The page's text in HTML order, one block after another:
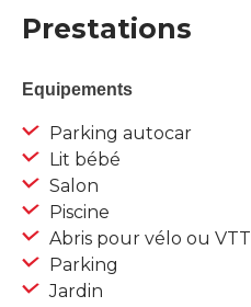
Prestations
Equipements
Parking autocar
Lit bébé
Salon
Piscine
Abris pour vélo ou VTT
Parking
Jardin